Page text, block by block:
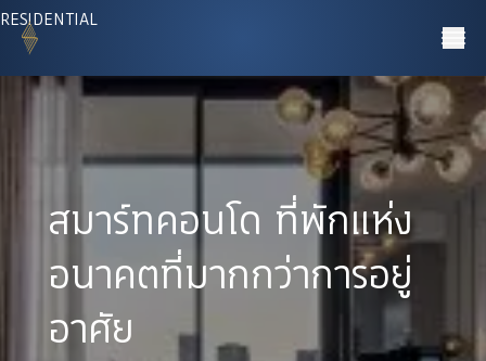
RESIDENTIAL
สมาร์ทคอนโด ที่พักแห่ง
อนาคตที่มากกว่าการอยู่
อาศัย